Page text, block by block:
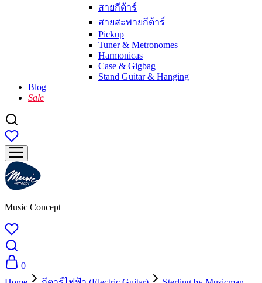
สายกีต้าร์
สายสะพายกีต้าร์
Pickup
Tuner & Metronomes
Harmonicas
Case & Gigbag
Stand Guitar & Hanging
Blog
Sale
Music Concept
0